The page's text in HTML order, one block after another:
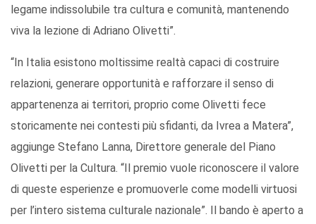
legame indissolubile tra cultura e comunità, mantenendo
viva la lezione di Adriano Olivetti”.
“In Italia esistono moltissime realtà capaci di costruire
relazioni, generare opportunità e rafforzare il senso di
appartenenza ai territori, proprio come Olivetti fece
storicamente nei contesti più sfidanti, da Ivrea a Matera”,
aggiunge Stefano Lanna, Direttore generale del Piano
Olivetti per la Cultura. “Il premio vuole riconoscere il valore
di queste esperienze e promuoverle come modelli virtuosi
per l’intero sistema culturale nazionale”. Il bando è aperto a